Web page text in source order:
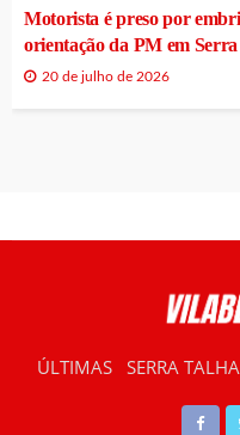
Motorista é preso por
orientação da PM em
20 de julho de 2026
ÚLTIMAS SERRA